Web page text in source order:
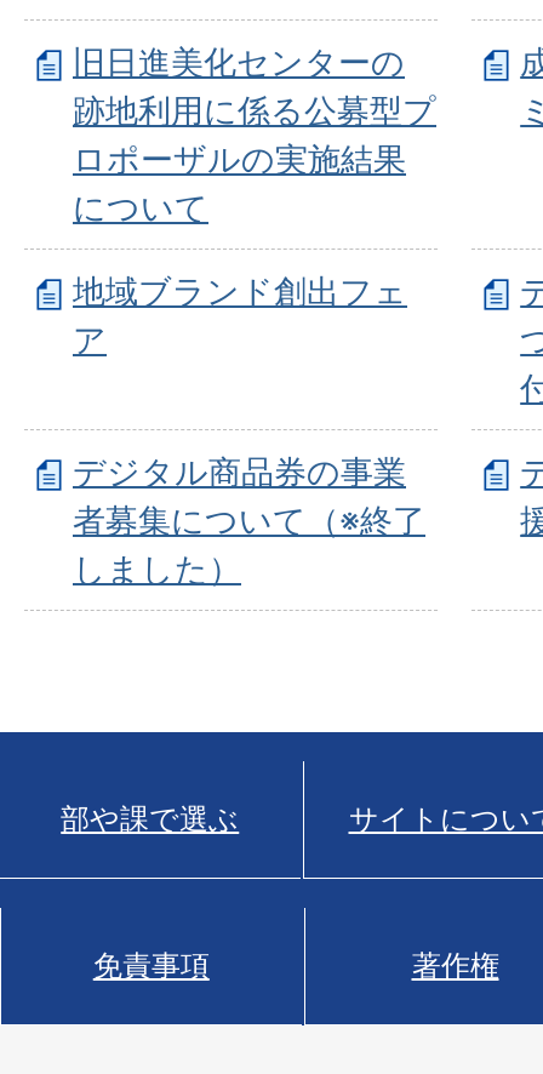
旧日進美化センターの
跡地利用に係る公募型プ
ロポーザルの実施結果
について
地域ブランド創出フェ
ア
デジタル商品券の事業
者募集について（※終了
しました）
部や課で選ぶ サイトについ
免責事項 著作権